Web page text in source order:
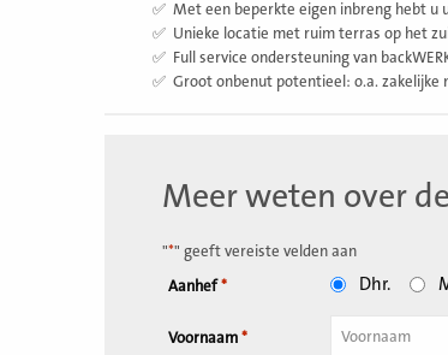
✅ Met een beperkte eigen inbreng hebt u
✅ Unieke locatie met ruim terras op het
✅ Full service ondersteuning van
✅ Groot onbenut potentieel: o.a. zakelijke
Meer weten over
"*" geeft vereiste velden aan
Aanhef * Dhr.
Voornaam *